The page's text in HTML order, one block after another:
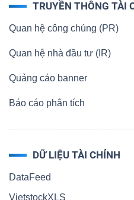
TRUYỀN THÔNG TÀI
Quan hệ công chúng (PR)
Quan hệ nhà đầu tư (IR)
Quảng cáo banner
Báo cáo phân tích
DỮ LIỆU TÀI CHÍNH
DataFeed
VietstockXLS